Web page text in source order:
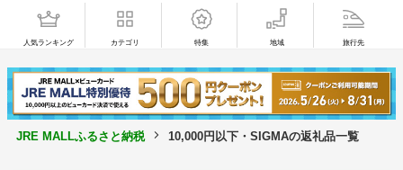
人気ランキング カテゴリ 特集 地域 旅行先
JRE MALLふるさと納税 10,000円以下・SIGMAの返礼品一覧